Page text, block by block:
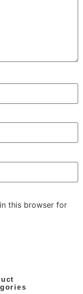
this browser for